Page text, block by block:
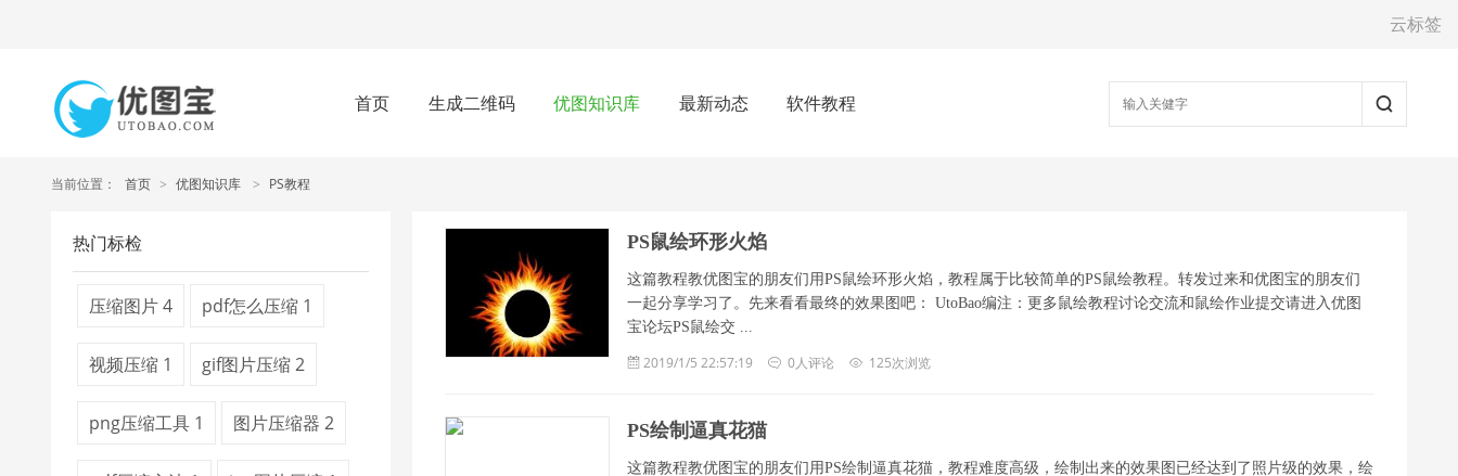
云标签
首页 生成二维码 优图知识库 最新动态 软件教程
当前位置： 首页 > 优图知识库 > PS教程
热门标检
压缩图片4 pdf怎么压缩 1
视频压缩 1 gif图片压缩2
png压缩工具 1 图片压缩器 2
PS鼠绘环形火焰
这篇教程教优图宝的朋友们用PS鼠绘环形火焰，教程属于比较简单的PS鼠绘教程。转发过来和优图宝的朋友们
一起分享学习了。先来看看最终的效果图吧： UtoBao编注：更多鼠绘教程讨论交流和鼠绘作业提交请进入优图
宝论坛PS鼠绘交 ...
2019/1/5 22:57:19 0人评论 125次浏览
PS绘制逼真花猫
这篇教程教优图宝的朋友们用PS绘制逼真花猫，教程难度高级，绘制出来的效果图已经达到了照片级的效果，绘